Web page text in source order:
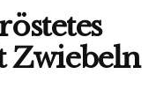
Zwiebeln